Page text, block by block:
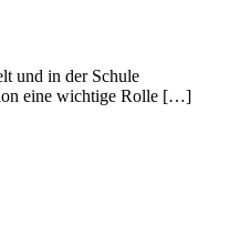
und in der Schule
eine wichtige Rolle […]